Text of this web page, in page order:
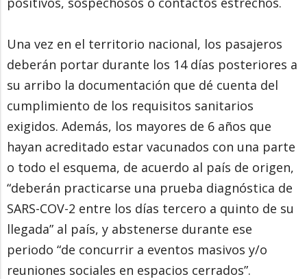
Una vez en el territorio nacional, los pasajeros
deberán portar durante los 14 días posteriores a
su arribo la documentación que dé cuenta del
cumplimiento de los requisitos sanitarios
exigidos. Además, los mayores de 6 años que
hayan acreditado estar vacunados con una parte
o todo el esquema, de acuerdo al país de origen,
“deberán practicarse una prueba diagnóstica de
SARS-COV-2 entre los días tercero a quinto de su
llegada” al país, y abstenerse durante ese
periodo “de concurrir a eventos masivos y/o
reuniones sociales en espacios cerrados”.